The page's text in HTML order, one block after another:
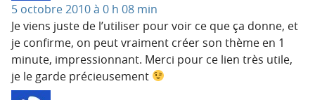
5 octobre 2010 à 0 h 08 min
Je viens juste de l’utiliser pour voir ce que ça donne, et
je confirme, on peut vraiment créer son thème en 1
minute, impressionnant. Merci pour ce lien très utile,
je le garde précieusement